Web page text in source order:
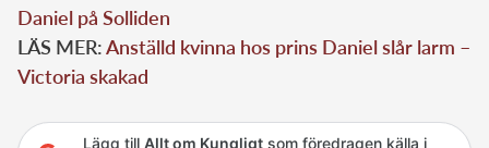
Daniel på Solliden
LÄS MER:Anställd kvinna hos prins Daniel slår larm –
Victoria skakad
Lägg till Allt om Kungligtsom föredragen källa i